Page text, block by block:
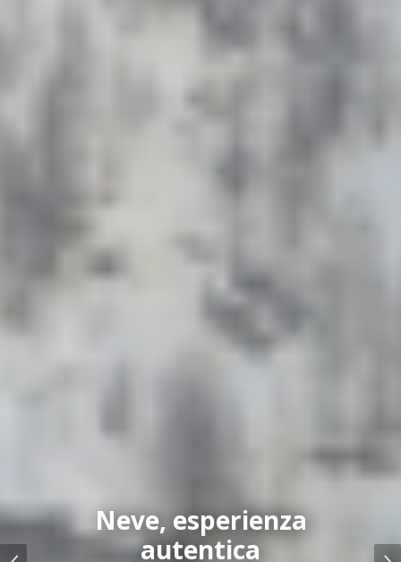
Neve, esperienza
autentica